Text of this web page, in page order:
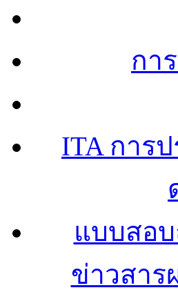
กา
ITA การ
แบบสอ
ข่าวสาร